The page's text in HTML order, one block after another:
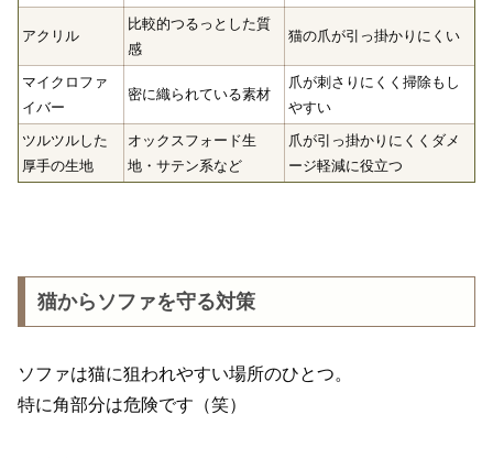
アクリル
比較的つるっとした質
感
猫の爪が引っ掛かりにくい
マイクロファ
イバー
密に織られている素材
爪が刺さりにくく掃除もし
やすい
ツルツルした
厚手の生地
オックスフォード生
地・サテン系など
爪が引っ掛かりにくくダメ
ージ軽減に役立つ
猫からソファを守る対策
ソファは猫に狙われやすい場所のひとつ。
特に角部分は危険です（笑）